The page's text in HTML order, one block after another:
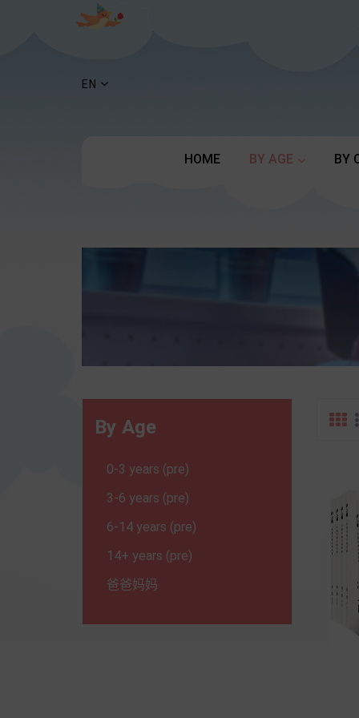
EN
HOME BY AGE BY
By Age
0-3 years (pre)
3-6 years (pre)
6-14 years (pre)
14+ years (pre)
爸爸妈妈